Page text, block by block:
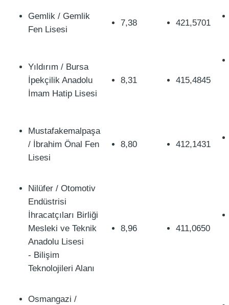
Gemlik / Gemlik
Fen Lisesi
7,38 421,5701
Yıldırım / Bursa
İpekçilik Anadolu
İmam Hatip Lisesi
8,31 415,4845
Mustafakemalpaşa
/ İbrahim Önal Fen
Lisesi
8,80 412,1431
Nilüfer / Otomotiv
Endüstrisi
İhracatçıları Birliği
Mesleki ve Teknik
Anadolu Lisesi
- Bilişim
Teknolojileri Alanı
8,96 411,0650
Osmangazi /